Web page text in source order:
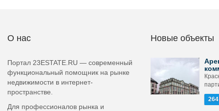
О нас
Портал 23ESTATE.RU — современный
функциональный помощник на рынке
недвижимости в интернет-
пространстве.
Для профессионалов рынка и
Новые объекты